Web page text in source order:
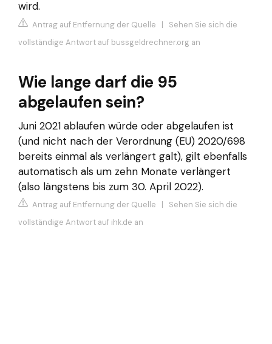
wird.
Antrag auf Entfernung der Quelle | Sehen Sie sich die
vollständige Antwort auf bussgeldrechner.org an
Wie lange darf die 95
abgelaufen sein?
Juni 2021 ablaufen würde oder abgelaufen ist
(und nicht nach der Verordnung (EU) 2020/698
bereits einmal als verlängert galt), gilt ebenfalls
automatisch als um zehn Monate verlängert
(also längstens bis zum 30. April 2022).
Antrag auf Entfernung der Quelle | Sehen Sie sich die
vollständige Antwort auf ihk.de an